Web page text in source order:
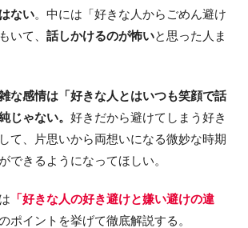
ない。中には「好きな人からごめん避け
いて、 話しかけるのが怖いと思った人ま
な感情は「好きな人とはいつも笑顔で話
じゃない。 好きだから避けてしまう好き
て、片思いから両想いになる微妙な時期
できるようになってほしい。
「好きな人の好き避けと嫌い避けの違
ポイントを挙げて徹底解説する。